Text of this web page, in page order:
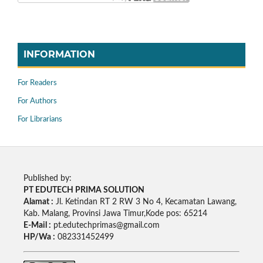
INFORMATION
For Readers
For Authors
For Librarians
Published by:
PT EDUTECH PRIMA SOLUTION
Alamat : Jl. Ketindan RT 2 RW 3 No 4, Kecamatan Lawang,
Kab. Malang, Provinsi Jawa Timur,Kode pos: 65214
E-Mail : pt.edutechprimas@gmail.com
HP/Wa : 082331452499